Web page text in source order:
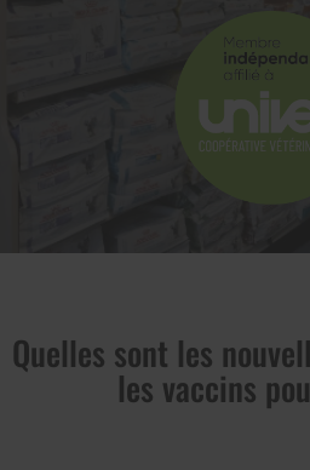
Quelles sont les
les vaccins